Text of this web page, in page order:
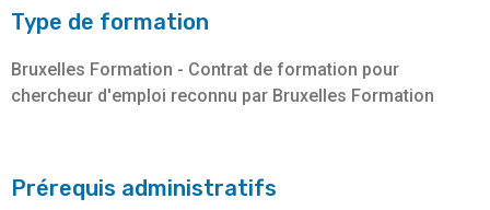
Type de formation
Bruxelles Formation - Contrat de formation pour
chercheur d'emploi reconnu par Bruxelles Formation
Prérequis administratifs